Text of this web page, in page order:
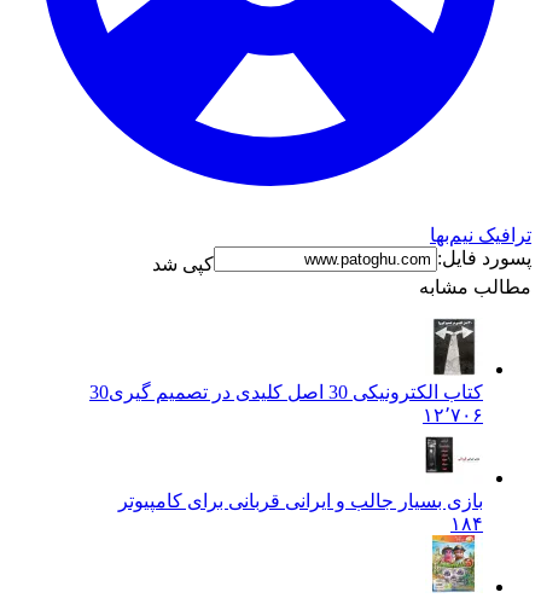
ترافیک نیم‌بها
پسورد فایل:
کپی شد
مطالب مشابه
کتاب الکترونیکی 30 اصل کلیدی در تصمیم گیری
30
۱۲٬۷۰۶
بازی بسیار جالب و ایرانی قربانی برای کامپیوتر
۱۸۴